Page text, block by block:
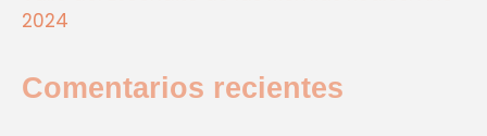
2024
Comentarios recientes